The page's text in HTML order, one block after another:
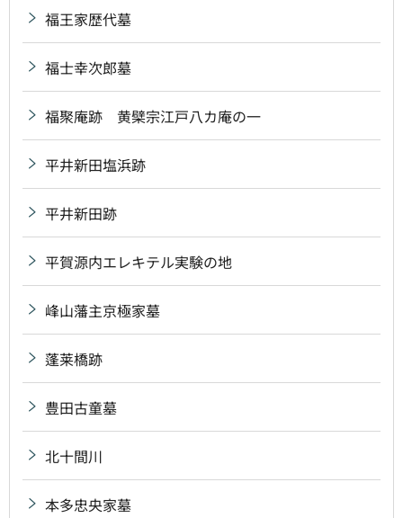
福王家歴代墓
福士幸次郎墓
福聚庵跡 黄檗宗江戸八カ庵の一
平井新田塩浜跡
平井新田跡
平賀源内エレキテル実験の地
峰山藩主京極家墓
蓬莱橋跡
豊田古童墓
北十間川
本多忠央家墓